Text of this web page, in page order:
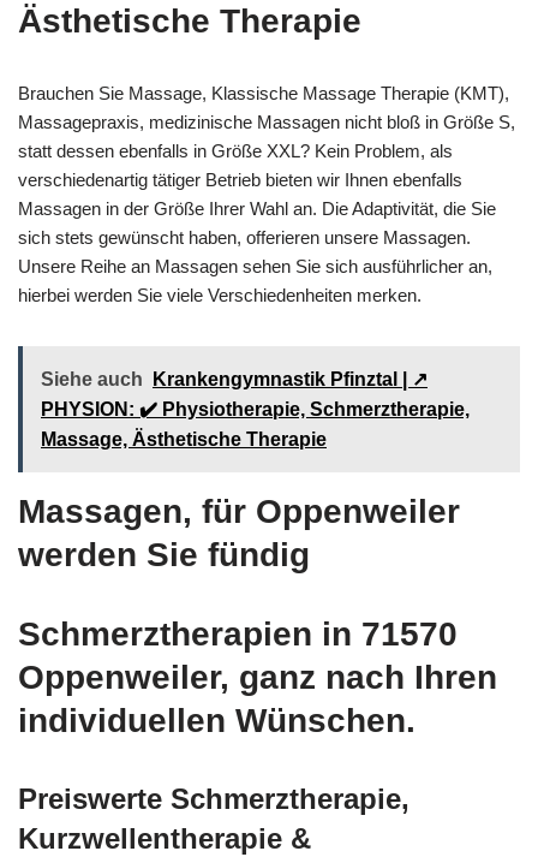
Ästhetische Therapie
Brauchen Sie Massage, Klassische Massage Therapie (KMT),
Massagepraxis, medizinische Massagen nicht bloß in Größe S,
statt dessen ebenfalls in Größe XXL? Kein Problem, als
verschiedenartig tätiger Betrieb bieten wir Ihnen ebenfalls
Massagen in der Größe Ihrer Wahl an. Die Adaptivität, die Sie
sich stets gewünscht haben, offerieren unsere Massagen.
Unsere Reihe an Massagen sehen Sie sich ausführlicher an,
hierbei werden Sie viele Verschiedenheiten merken.
Siehe auch
Krankengymnastik Pfinztal | ↗️
PHYSION: ✔️ Physiotherapie, Schmerztherapie,
Massage, Ästhetische Therapie
Massagen, für Oppenweiler
werden Sie fündig
Schmerztherapien in 71570
Oppenweiler, ganz nach Ihren
individuellen Wünschen.
Preiswerte Schmerztherapie,
Kurzwellentherapie &